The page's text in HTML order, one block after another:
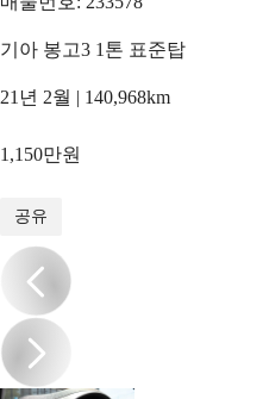
기아 봉고3 1톤 표준탑
21년 2월 | 140,968km
1,150만원
공유
/20